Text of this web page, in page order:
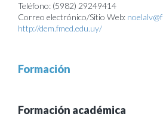
Teléfono: (5982) 29249414
Correo electrónico/Sitio Web:
http://dem.fmed.edu.uy/
Formación
Formación académica